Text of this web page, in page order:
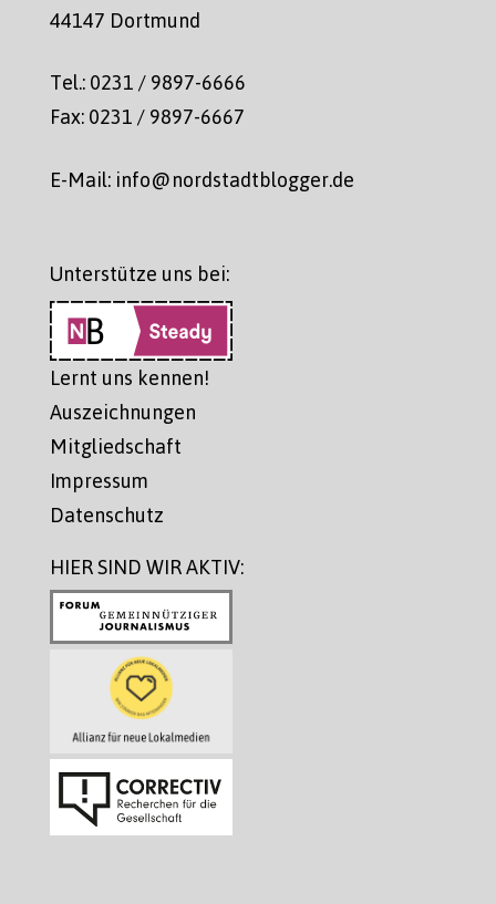
44147 Dortmund
Tel.: 0231 / 9897-6666
Fax: 0231 / 9897-6667
E-Mail: info@nordstadtblogger.de
Unterstütze uns bei:
Lernt uns kennen!
Auszeichnungen
Mitgliedschaft
Impressum
Datenschutz
HIER SIND WIR AKTIV: